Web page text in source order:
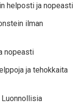
helposti ja nopeasti
ilman
nopeasti
ja tehokkaita